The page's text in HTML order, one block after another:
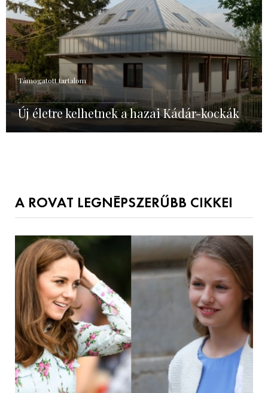
Támogatott tartalom
Új életre kelhetnek a hazai Kádár-kockák
A ROVAT LEGNÉPSZERŰBB CIKKEI